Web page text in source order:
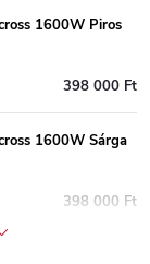
1600W Piros
398 000 Ft
1600W Sárga
398 000 Ft